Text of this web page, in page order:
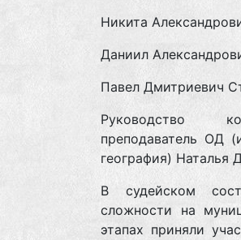
Никита
Даниил
Павел Дмитриевич
Руководство
преподаватель ОД
география) Наталья
В судейском
сложности на
этапах приняли